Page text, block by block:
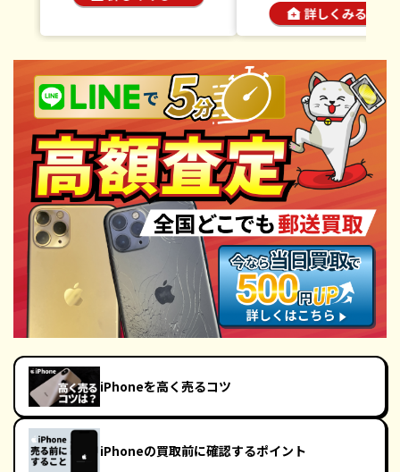
iPhoneを高く売るコツ
iPhoneの買取前に確認するポイント